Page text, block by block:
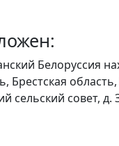
Белоруссия
Брестская
сельский совет, д.